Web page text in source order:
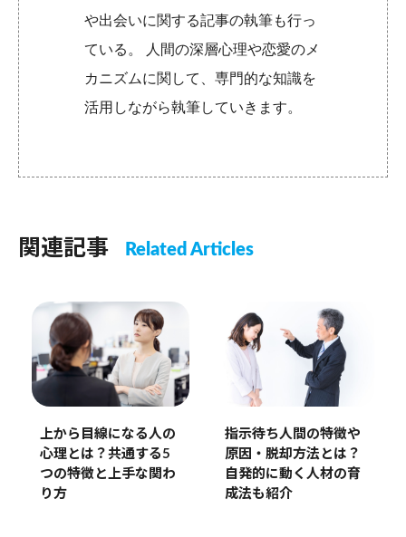
や出会いに関する記事の執筆も行っ
ている。 人間の深層心理や恋愛のメ
カニズムに関して、専門的な知識を
活用しながら執筆していきます。
関連記事 Related Articles
上から目線になる人の
心理とは？共通する5
つの特徴と上手な関わ
り方
指示待ち人間の特徴や
原因・脱却方法とは？
自発的に動く人材の育
成法も紹介